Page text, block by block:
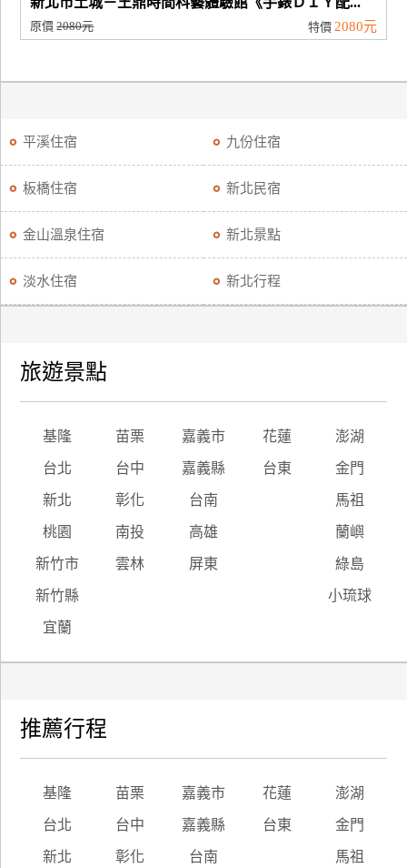
原價2080元 特價 2080元
平溪住宿 九份住宿
板橋住宿 新北民宿
金山溫泉住宿 新北景點
淡水住宿 新北行程
旅遊景點
基隆 苗栗 嘉義市 花蓮 澎湖
台北 台中 嘉義縣 台東 金門
新北 彰化 台南 馬祖
桃園 南投 高雄 蘭嶼
新竹市 雲林 屏東 綠島
新竹縣 小琉球
宜蘭
推薦行程
基隆 苗栗 嘉義市 花蓮 澎湖
台北 台中 嘉義縣 台東 金門
新北 彰化 台南 馬祖